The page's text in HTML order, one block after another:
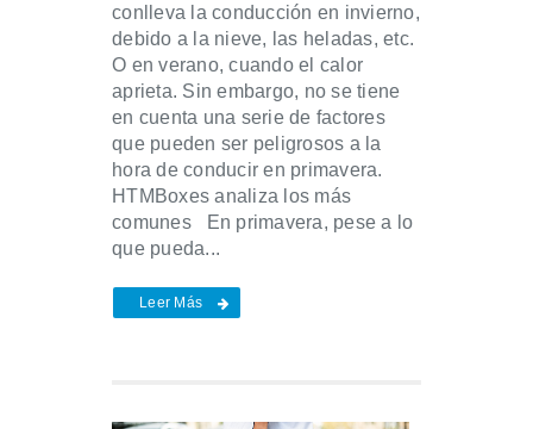
conlleva la conducción en invierno,
debido a la nieve, las heladas, etc.
O en verano, cuando el calor
aprieta. Sin embargo, no se tiene
en cuenta una serie de factores
que pueden ser peligrosos a la
hora de conducir en primavera.
HTMBoxes analiza los más
comunes En primavera, pese a lo
que pueda...
Leer Más